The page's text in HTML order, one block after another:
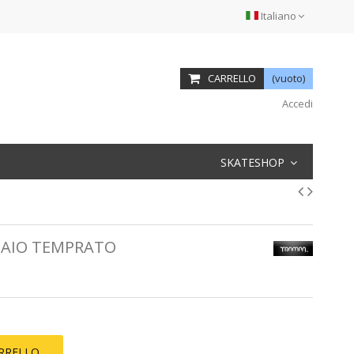
Italiano
CARRELLO
(vuoto)
Accedi
SKATESHOP
TEMPRATO